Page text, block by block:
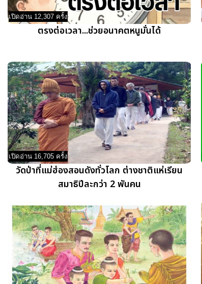
เปิดอ่าน 12,307 ครั้ง
ตรงต่อเวลา...ช่วยอนาคตหนูมั่นได้
เปิดอ่าน 16,705 ครั้ง
วัดป่าที่แม่ฮ่องสอนดังทั่วโลก ต่างชาติแห่เรียน
สมาธิปีละกว่า 2 พันคน